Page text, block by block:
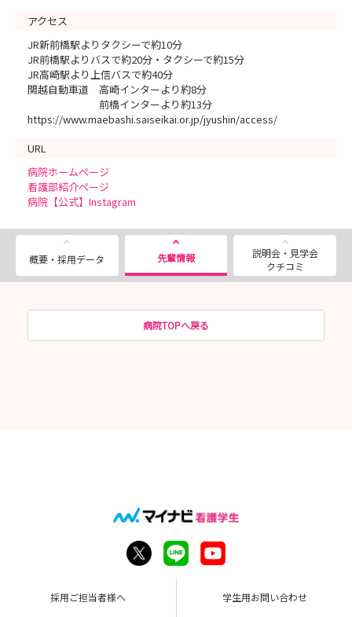
アクセス
JR新前橋駅よりタクシーで約10分
JR前橋駅よりバスで約20分・タクシーで約15分
JR高崎駅より上信バスで約40分
関越自動車道 高崎インターより約8分
前橋インターより約13分
https://www.maebashi.saiseikai.or.jp/jyushin/access/
URL
病院ホームページ
看護部紹介ページ
病院【公式】Instagram
概要・採用データ 先輩情報
説明会・見学会
クチコミ
病院TOPへ戻る
採用ご担当者様へ 学生用お問い合わせ